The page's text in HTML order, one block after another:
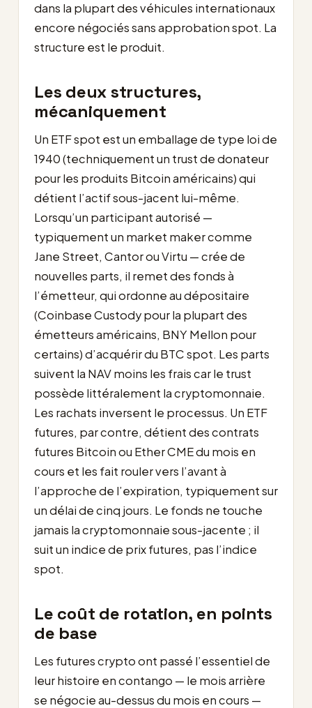
dans la plupart des véhicules internationaux
encore négociés sans approbation spot. La
structure est le produit.
Les deux structures,
mécaniquement
Un ETF spot est un emballage de type loi de
1940 (techniquement un trust de donateur
pour les produits Bitcoin américains) qui
détient l’actif sous-jacent lui-même.
Lorsqu’un participant autorisé —
typiquement un market maker comme
Jane Street, Cantor ou Virtu — crée de
nouvelles parts, il remet des fonds à
l’émetteur, qui ordonne au dépositaire
(Coinbase Custody pour la plupart des
émetteurs américains, BNY Mellon pour
certains) d’acquérir du BTC spot. Les parts
suivent la NAV moins les frais car le trust
possède littéralement la cryptomonnaie.
Les rachats inversent le processus. Un ETF
futures, par contre, détient des contrats
futures Bitcoin ou Ether CME du mois en
cours et les fait rouler vers l’avant à
l’approche de l’expiration, typiquement sur
un délai de cinq jours. Le fonds ne touche
jamais la cryptomonnaie sous-jacente ; il
suit un indice de prix futures, pas l’indice
spot.
Le coût de rotation, en points
de base
Les futures crypto ont passé l’essentiel de
leur histoire en contango — le mois arrière
se négocie au-dessus du mois en cours —